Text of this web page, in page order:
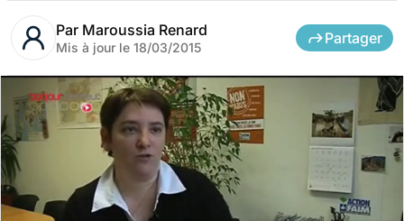
Par Maroussia Renard
Mis à jour le 18/03/2015
Partager